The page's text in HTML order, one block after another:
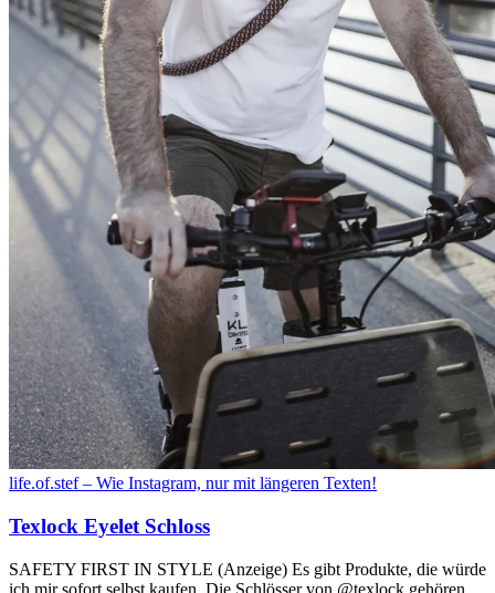
life.of.stef – Wie Instagram, nur mit längeren Texten!
Texlock Eyelet Schloss
SAFETY FIRST IN STYLE (Anzeige) Es gibt Produkte, die würde
ich mir sofort selbst kaufen. Die Schlösser von @texlock gehören